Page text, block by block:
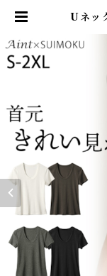
Uネッ
リー
れいめ
にく
ラッ
【水